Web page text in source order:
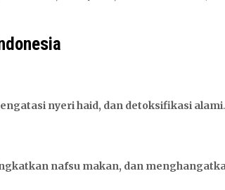
nyeri haid, dan detoksifikasi alami.
nafsu makan, dan